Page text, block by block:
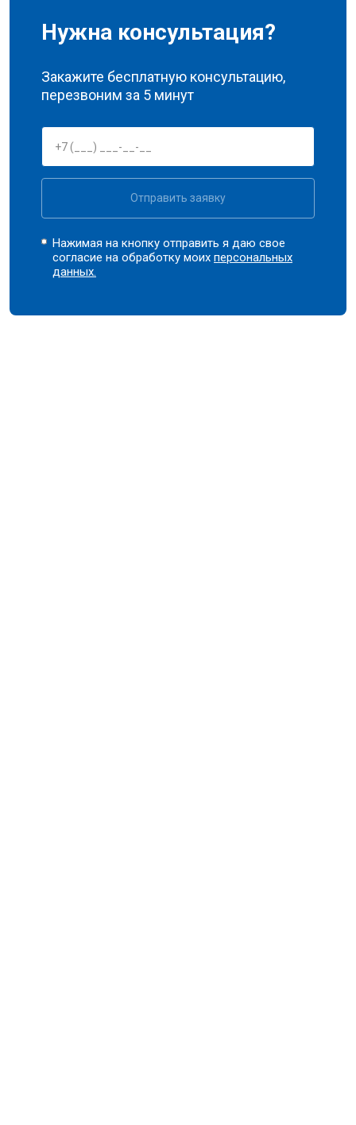
Нужна консультация?
Закажите бесплатную консультацию,
перезвоним за 5 минут
Отправить заявку
Нажимая на кнопку отправить я даю свое
согласие на обработку моихперсональных
данных.